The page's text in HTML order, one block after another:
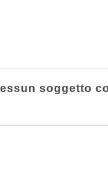
soggetto